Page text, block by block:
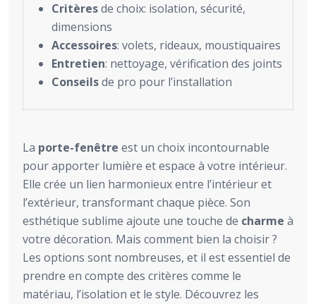
Critèresde choix: isolation, sécurité,
dimensions
Accessoires: volets, rideaux, moustiquaires
Entretien: nettoyage, vérification des joints
Conseilsde pro pour l’installation
La porte-fenêtre est un choix incontournable
pour apporter lumière et espace à votre intérieur.
Elle crée un lien harmonieux entre l’intérieur et
l’extérieur, transformant chaque pièce. Son
esthétique sublime ajoute une touche de charme à
votre décoration. Mais comment bien la choisir ?
Les options sont nombreuses, et il est essentiel de
prendre en compte des critères comme le
matériau, l’isolation et le style. Découvrez les